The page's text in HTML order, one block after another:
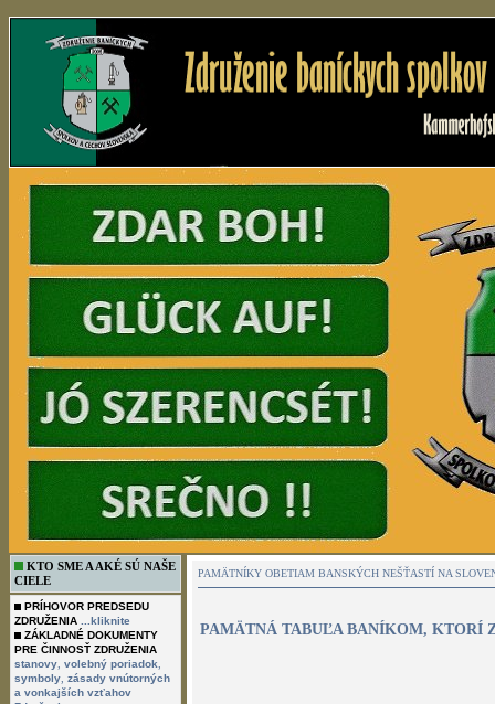
KTO SME A AKÉ SÚ NAŠE
CIELE
PRÍHOVOR PREDSEDU
ZDRUŽENIA
...kliknite
ZÁKLADNÉ DOKUMENTY
PRE ČINNOSŤ ZDRUŽENIA
stanovy volebný poriadok
symboly zásady vnútorných
a vonkajších vzťahov
PAMÄTNÍKY OBETIAM BANSKÝCH NEŠŤASTÍ NA
PAMÄTNÁ TABUĽA BANÍKOM, KTORÍ